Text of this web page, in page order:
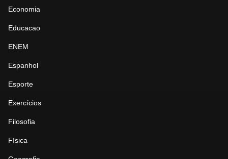
Economia
Educacao
ENEM
Espanhol
Esporte
Exercícios
Filosofia
Física